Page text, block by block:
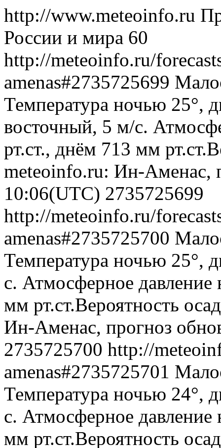
http://www.meteoinfo.ru
России и мира 60
http://meteoinfo.ru/
amenas#2735725699
Температура ночью 25°,
восточный, 5 м/с.
рт.ст., днём 713 мм
meteoinfo.ru: Ин-Аменас,
10:06(UTC) 2735725699
http://meteoinfo.ru/
amenas#2735725700
Температура ночью 25°,
с. Атмосферное
мм рт.ст.Вероятность
Ин-Аменас, прогноз
2735725700 http://
amenas#2735725701
Температура ночью 24°,
с. Атмосферное
мм рт.ст.Вероятность